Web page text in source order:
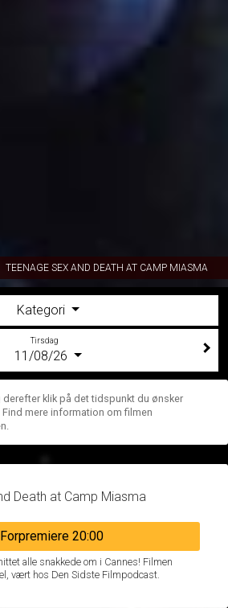
TEENAGE SEX AND DEATH AT CAMP MIASMA
Kategori
Tirsdag
11/08/26
klik på det tidspunkt du ønsker
mere information om filmen
Death at Camp Miasma
Forpremiere 20:00
alle snakkede om i Cannes! Filmen
vært hos Den Sidste Filmpodcast.